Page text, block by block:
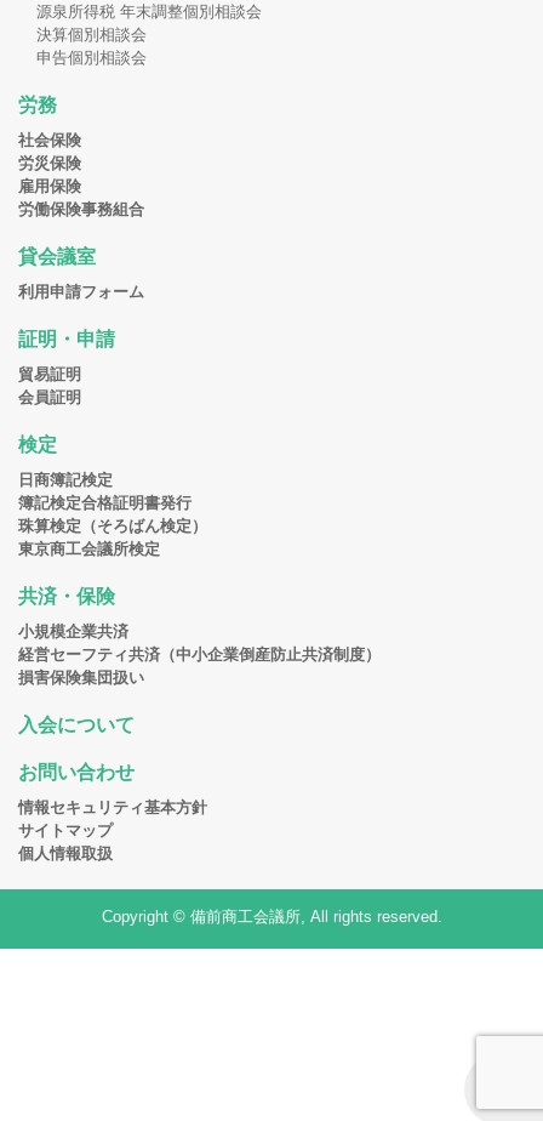
源泉所得税 年末調整個別相談会
決算個別相談会
申告個別相談会
労務
社会保険
労災保険
雇用保険
労働保険事務組合
貸会議室
利用申請フォーム
証明・申請
貿易証明
会員証明
検定
日商簿記検定
簿記検定合格証明書発行
珠算検定（そろばん検定）
東京商工会議所検定
共済・保険
小規模企業共済
経営セーフティ共済（中小企業倒産防止共済制度）
損害保険集団扱い
入会について
お問い合わせ
情報セキュリティ基本方針
サイトマップ
個人情報取扱
Copyright © 備前商工会議所, All rights reserved.